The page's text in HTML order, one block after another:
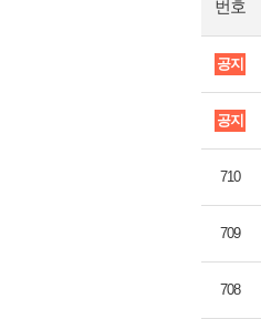
번호
공지
공지
710
709
708